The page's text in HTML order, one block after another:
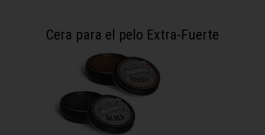
Cera para el pelo Extra-Fuerte